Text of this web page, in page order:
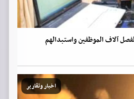
آلاف الموظفين واستبدالهم
اخبار وتقارير